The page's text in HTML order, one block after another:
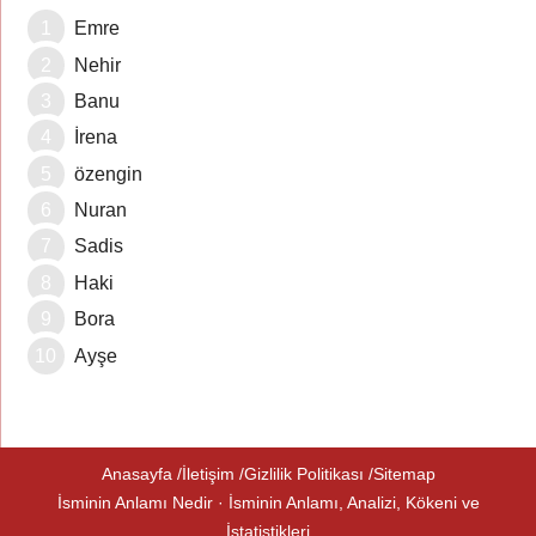
Emre
Nehir
Banu
İrena
özengin
Nuran
Sadis
Haki
Bora
Ayşe
Anasayfa İletişim Gizlilik Politikası Sitemap
İsminin Anlamı Nedir · İsminin Anlamı, Analizi, Kökeni ve
İstatistikleri